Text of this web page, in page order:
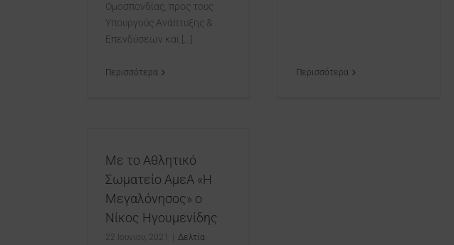
Ομοσπονδίας, προς τους
Υπουργούς Ανάπτυξης &
Επενδύσεων και [...]
Περισσότερα Περισσότερα
Με το Αθλητικό
Σωματείο ΑμεΑ «Η
Μεγαλόνησος» ο
Νίκος Ηγουμενίδης
22 Ιουνίου, 2021 Δελτία